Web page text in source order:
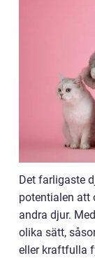
Det farligaste
potentialen att
andra djur.
olika sätt,
eller kraftfulla